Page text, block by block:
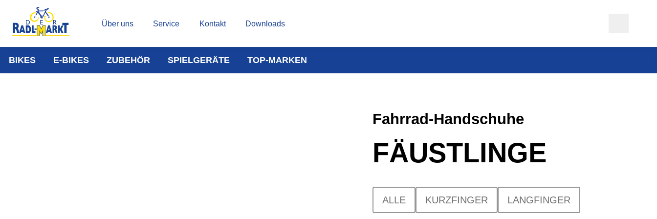
Über uns Service Kontakt Downloads
BIKES E-BIKES ZUBEHÖR SPIELGERÄTE TOP-MARKEN
Fahrrad-Handschuhe
FÄUSTLINGE
ALLE KURZFINGER LANGFINGER